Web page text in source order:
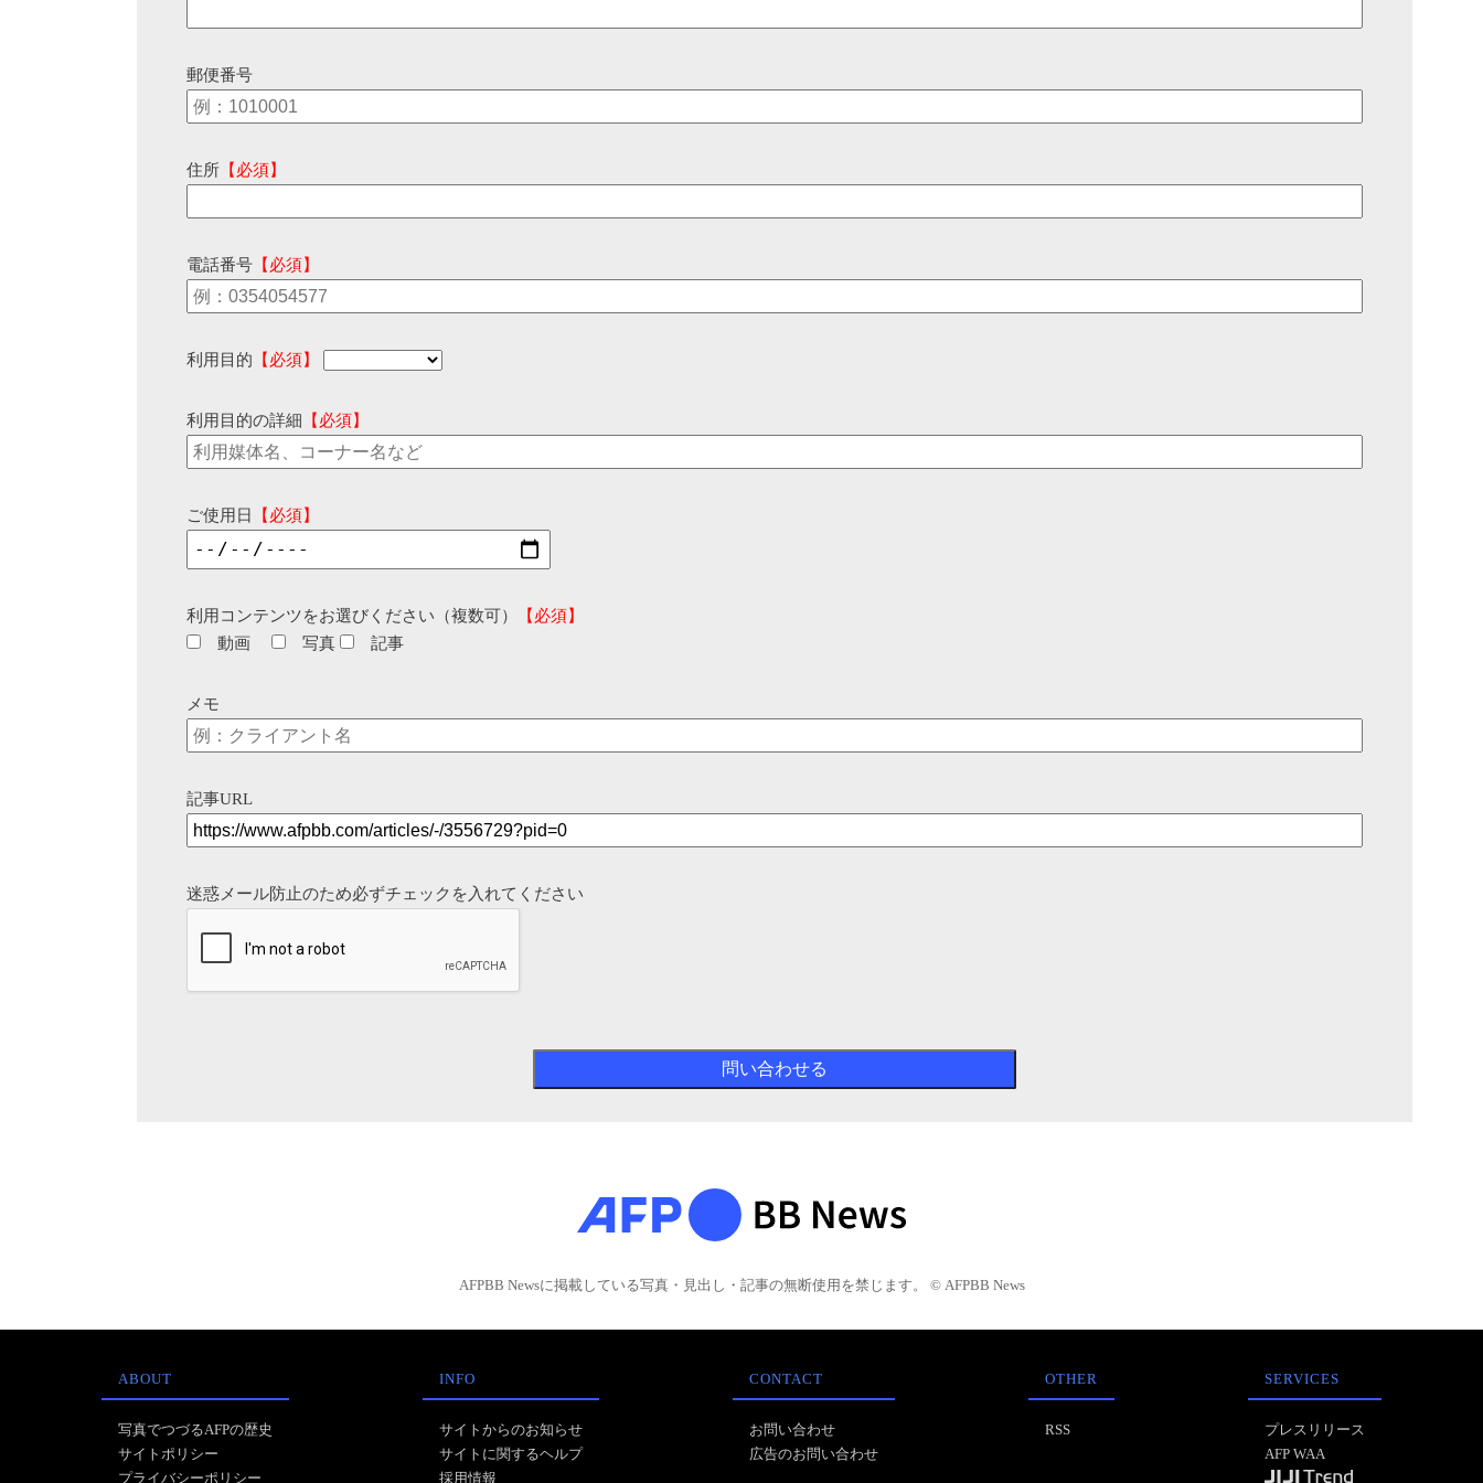
郵便番号
住所 【必須】
電話番号 【必須】
利用目的 【必須】
利用目的の詳細 【必須】
ご使用日 【必須】
利用コンテンツをお選びください（複数可）
【必須】
動画
写真 記事
メモ
記事URL
迷惑メール防止のため必ずチェックを入れてください
AFPBB Newsに掲載している写真・見出し・記事の無断使用を禁じます。 © AFPBB News
ABOUT
写真でつづるAFPの歴史
サイトポリシー
プライバシーポリシー
INFO
サイトからのお知らせ
サイトに関するヘルプ
採用情報
CONTACT
お問い合わせ
広告のお問い合わせ
OTHER
RSS
SERVICES
プレスリリース
AFP WAA